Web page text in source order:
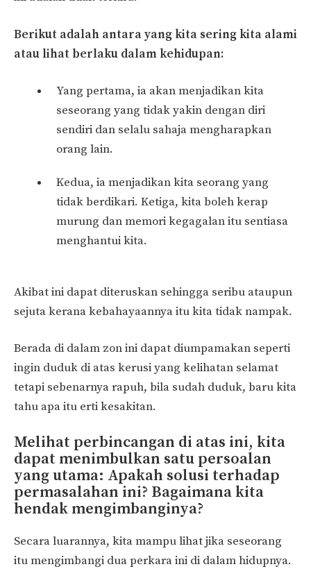
Berikut adalah antara yang kita sering kita alami
atau lihat berlaku dalam kehidupan:
Yang pertama, ia akan menjadikan kita
seseorang yang tidak yakin dengan diri
sendiri dan selalu sahaja mengharapkan
orang lain.
Kedua, ia menjadikan kita seorang yang
tidak berdikari. Ketiga, kita boleh kerap
murung dan memori kegagalan itu sentiasa
menghantui kita.
Akibat ini dapat diteruskan sehingga seribu ataupun
sejuta kerana kebahayaannya itu kita tidak nampak.
Berada di dalam zon ini dapat diumpamakan seperti
ingin duduk di atas kerusi yang kelihatan selamat
tetapi sebenarnya rapuh, bila sudah duduk, baru kita
tahu apa itu erti kesakitan.
Melihat perbincangan di atas ini, kita
dapat menimbulkan satu persoalan
yang utama: Apakah solusi terhadap
permasalahan ini? Bagaimana kita
hendak mengimbanginya?
Secara luarannya, kita mampu lihat jika seseorang
itu mengimbangi dua perkara ini di dalam hidupnya.